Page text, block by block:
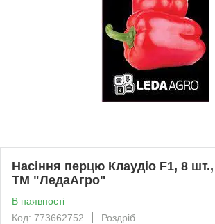
Насіння перцю Клаудіо F1, 8
ТМ "ЛедаАгро"
В наявності
Код: 773662752
Роздріб